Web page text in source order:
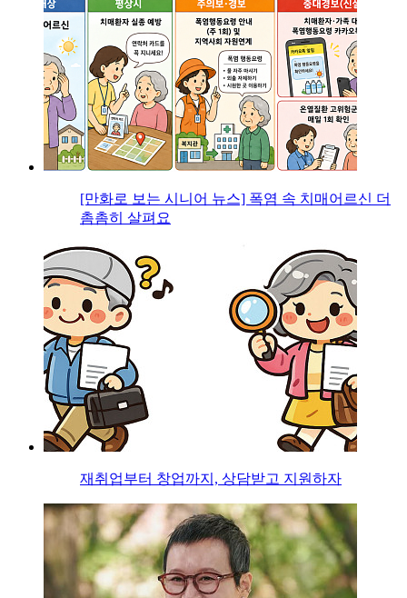
[만화로 보는 시니어 뉴스] 폭염 속 치매어르신 더
촘촘히 살펴요
재취업부터 창업까지, 상담받고 지원하자